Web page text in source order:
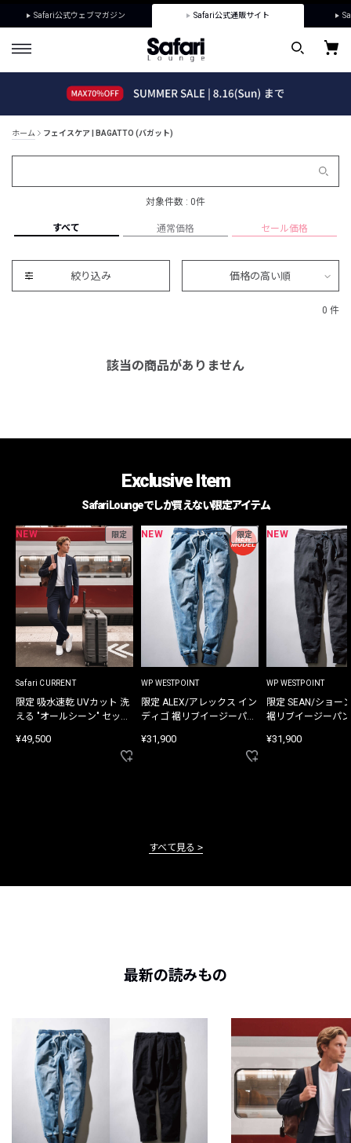
Safari公式ウェブマガジン Safari公式通販サイト
ホーム フェイスケア | BAGATTO (バガット)
対象件数 : 0件
すべて 通常価格 セール価格
絞り込み 価格の高い順
0 件
該当の商品がありません
Exclusive Item
Safari Loungeでしか買えない限定アイテム
NEW 限定
Safari CURRENT
限定 吸水速乾 UVカット 洗
える "オールシーン" セット
¥49,500
NEW 限定
WP WESTPOINT
限定 ALEX/アレックス イン
ディゴ 裾リブイージーパン
¥31,900
NEW
WP WESTPOINT
限定 SEAN/ショー
裾リブイージーパ
¥31,900
すべて見る
最新の読みもの